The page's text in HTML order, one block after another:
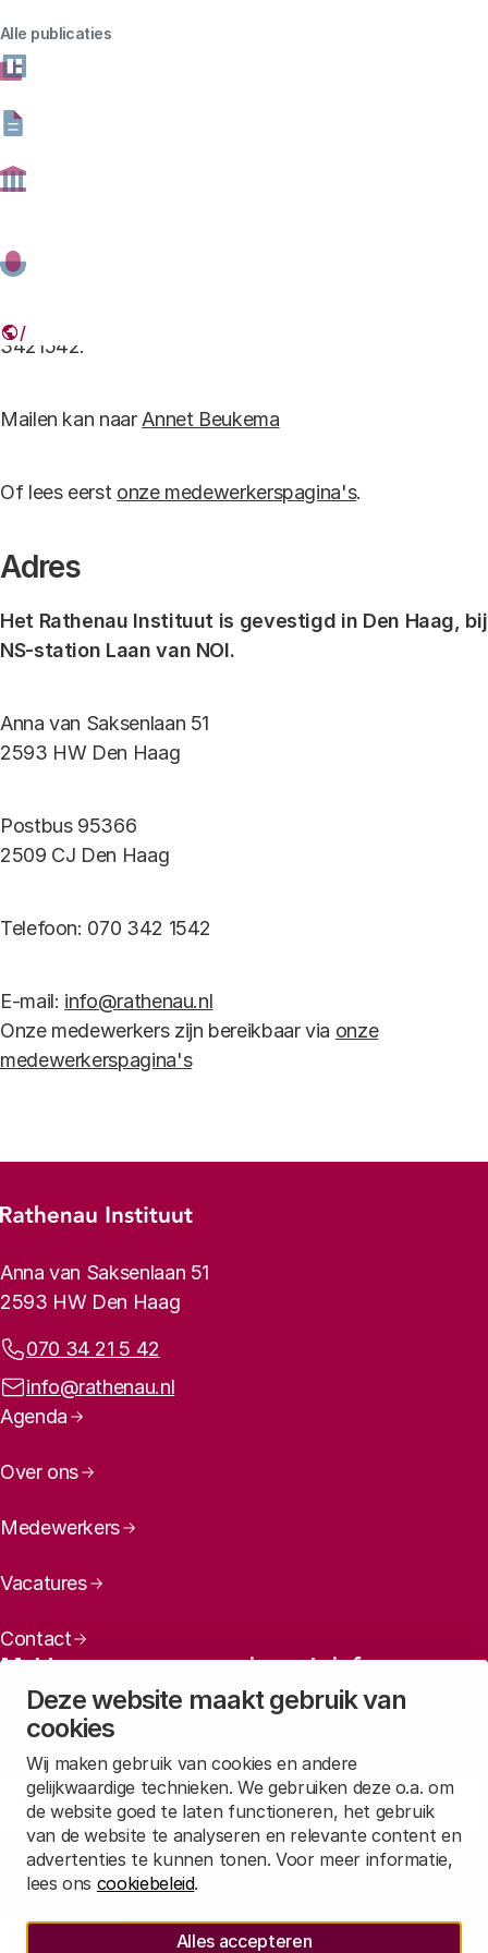
Deze website maakt gebruik van
cookies
Wij maken gebruik van cookies en andere
gelijkwaardige technieken. We gebruiken deze o.a. om
de website goed te laten functioneren, het gebruik
van de website te analyseren en relevante content en
advertenties te kunnen tonen. Voor meer informatie,
lees ons cookiebeleid.
Alles accepteren
Alle publicaties
Mailen kan naar a.ottevanger@rathenau.nl
Sprekers
3421542.
Mailen kan naar Annet Beukema
Of lees eerst onze medewerkerspagina's.
Adres
Het Rathenau Instituut is gevestigd in Den Haag, bij
NS-station Laan van NOI.
Anna van Saksenlaan 51
2593 HW Den Haag
Postbus 95366
2509 CJ Den Haag
Telefoon: 070 342 1542
E-mail: info@rathenau.nl
Onze medewerkers zijn bereikbaar via onze
medewerkerspagina's
Footer-menu
Rathenau logo, naar de homepage
Contactinformatie
Anna van Saksenlaan 51
2593 HW Den Haag
Telefoonnummer:
070 34 21 5 42
E-mailadres:
info@rathenau.nl
Paginanavigatie
Agenda
Over ons
Medewerkers
Vacatures
Contact
Meld u aan voor onze nieuwsbrief
Maandelijks een overzicht ontvangen van ons laatste
nieuws? Laat dan uw mailadres achter.
Aanmelden
Lees inonze privacyverklaringhoe wij deze gegevens verwerken.
Sociale media